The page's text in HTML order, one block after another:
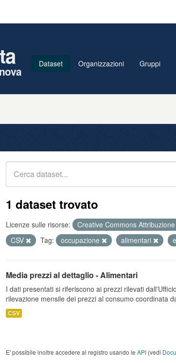
Dataset Organizzazioni Gruppi
1 dataset trovato
Licenze sulle risorse: Creative Commons
CSV
Tag: occupazione alimentari
Media prezzi al dettaglio - Alimentari
I dati presentati si riferiscono ai prezzi rilevati
rilevazione mensile dei prezzi al consumo coordinata
CSV
E' possibile inoltre accedere al registro usando le API (vedi